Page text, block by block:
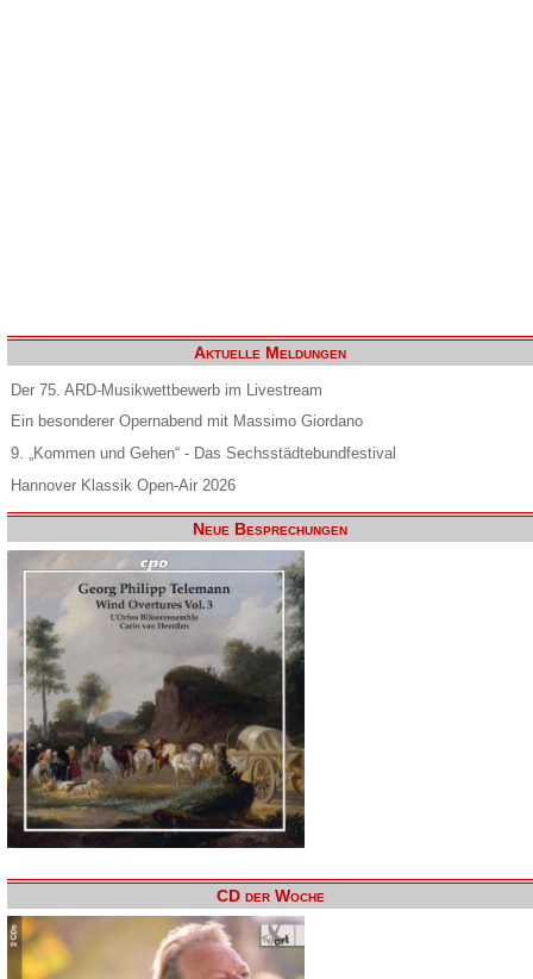
Aktuelle Meldungen
Der 75. ARD-Musikwettbewerb im Livestream
Ein besonderer Opernabend mit Massimo Giordano
9. „Kommen und Gehen“ - Das Sechsstädtebundfestival
Hannover Klassik Open-Air 2026
Neue Besprechungen
CD der Woche